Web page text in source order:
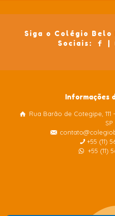
Siga o Colégio Belo
Sociais:
Informações
Rua Barão de Cotegipe,
SP
+55 (11)
+55 (11)